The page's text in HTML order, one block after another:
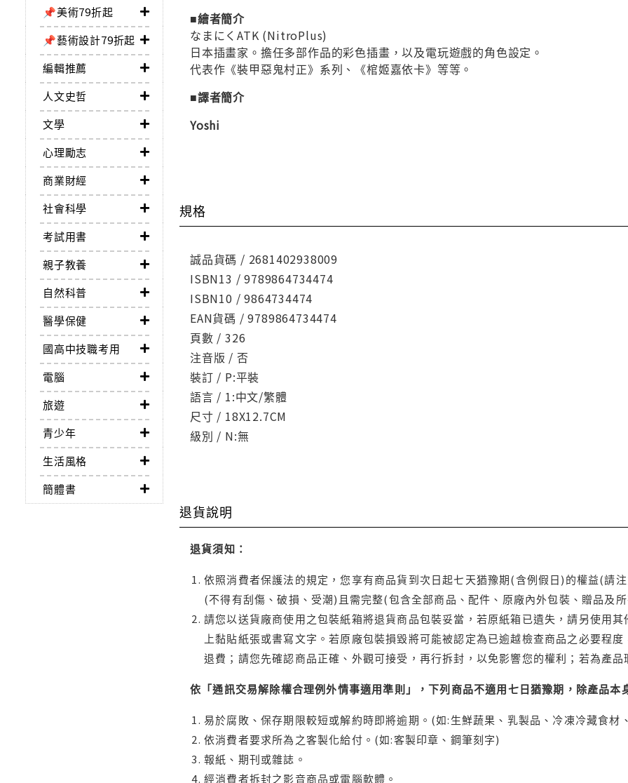
📌美術79折起
📌藝術設計79折起
編輯推薦
人文史哲
文學
心理勵志
商業財經
社會科學
考試用書
親子教養
自然科普
醫學保健
國高中技職考用
電腦
旅遊
青少年
生活風格
簡體書
■繪者簡介
なまにくATK (NitroPlus)
日本插畫家。擔任多部作品的彩色插畫，以及電玩遊戲的角色設定。
代表作《裝甲惡鬼村正》系列、《棺姬嘉依卡》等等。
■譯者簡介
Yoshi
規格
誠品貨碼 / 2681402938009
ISBN13 / 9789864734474
ISBN10 / 9864734474
EAN貨碼 / 9789864734474
頁數 / 326
注音版 / 否
裝訂 / P:平裝
語言 / 1:中文/繁體
尺寸 / 18X12.7CM
級別 / N:無
退貨說明
退貨須知：
依照消費者保護法的規定，您享有商品貨到次日起七天猶豫期(含例假日)的權益(請
(不得有刮傷、破損、受潮)且需完整(包含全部商品、配件、原廠內外包裝、贈品及
請您以送貨廠商使用之包裝紙箱將退貨商品包裝妥當，若原紙箱已遺失，請另使用
上黏貼紙張或書寫文字。若原廠包裝損毀將可能被認定為已逾越檢查商品之必要程
退費；請您先確認商品正確、外觀可接受，再行拆封，以免影響您的權利；若為產品
依「通訊交易解除權合理例外情事適用準則」，下列商品不適用七日猶豫期，除產品本
易於腐敗、保存期限較短或解約時即將逾期。(如:生鮮蔬果、乳製品、冷凍冷藏食材
依消費者要求所為之客製化給付。(如:客製印章、鋼筆刻字)
報紙、期刊或雜誌。
經消費者拆封之影音商品或電腦軟體。